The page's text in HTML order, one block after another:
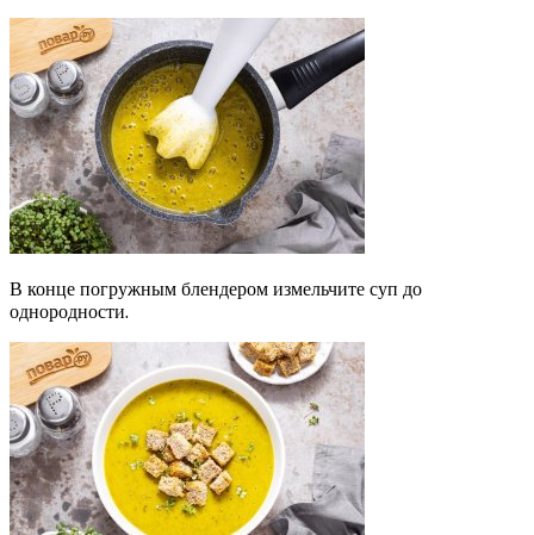
В конце погружным блендером измельчите суп до
однородности.